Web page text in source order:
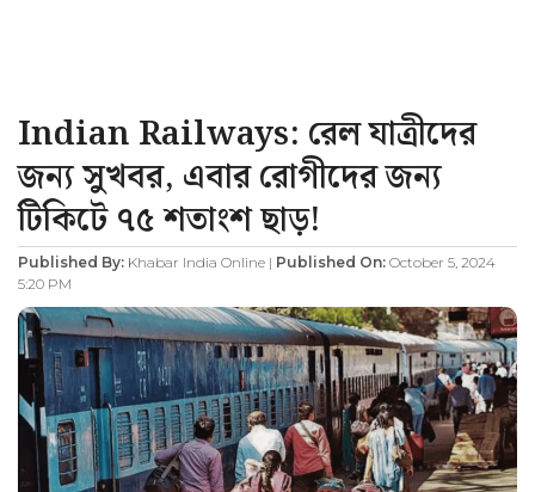
Indian Railways: রেল যাত্রীদের
জন্য সুখবর, এবার রোগীদের জন্য
টিকিটে ৭৫ শতাংশ ছাড়!
Published By: Khabar India Online | Published On: October 5, 2024
5:20 PM